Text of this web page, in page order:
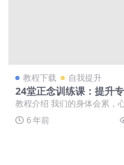
教程下载 自我提升
24堂正念训练课：提升
教程介绍 我们的身体会累，
会累，不同之处在于身体累了
提醒我们该休息了，...
6 年前